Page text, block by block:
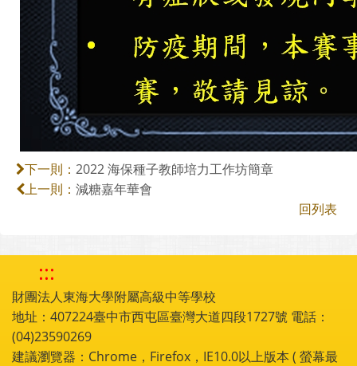
下一則： 2022 海保種子教師培力工作坊簡章
上一則： 減糖嘉年華會
回列表
:::
財團法人東海大學附屬高級中等學校
地址：407224臺中市西屯區臺灣大道四段1727號 電話：
(04)23590269
建議瀏覽器：Chrome，Firefox，IE10.0以上版本 ( 螢幕最